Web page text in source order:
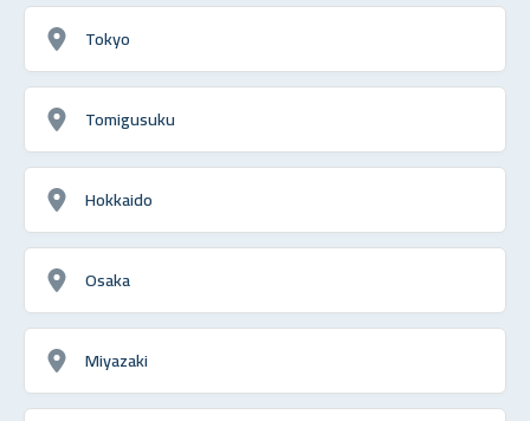
Tokyo
Tomigusuku
Hokkaido
Osaka
Miyazaki